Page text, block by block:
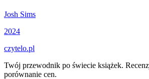
Josh Sims
2024
czytelo.pl
Twój przewodnik po świecie książek.
porównanie cen.